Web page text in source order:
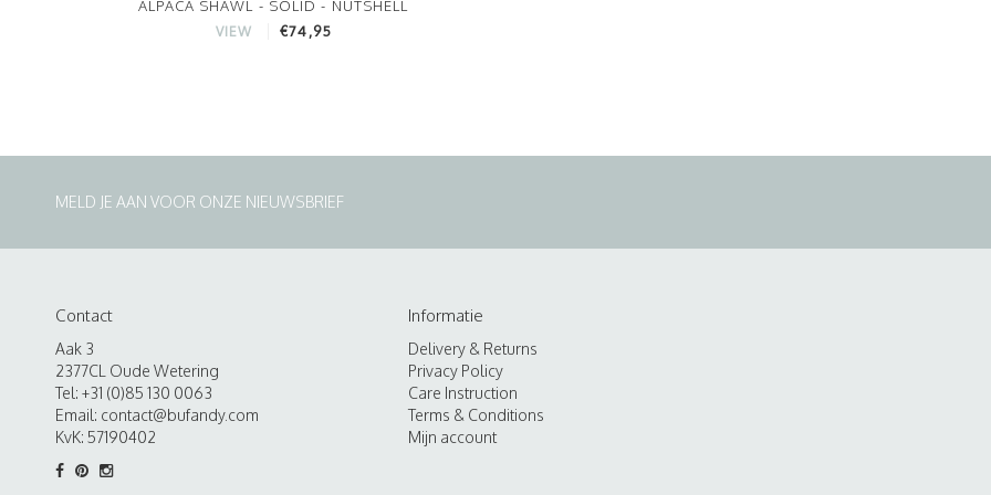
ALPACA SHAWL - SOLID - NUTSHELL
VIEW €74,95
MELD JE AAN VOOR ONZE NIEUWSBRIEF
Contact
Aak 3
2377CL Oude Wetering
Tel: +31 (0)85 130 0063
Email: contact@bufandy.com
KvK: 57190402
Informatie
Delivery & Returns
Privacy Policy
Care Instruction
Terms & Conditions
Mijn account